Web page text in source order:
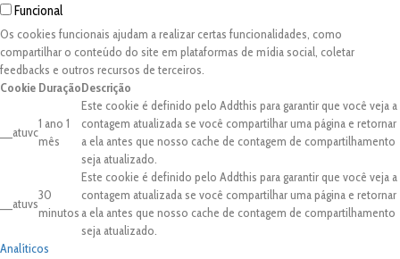
Funcional
Os cookies funcionais ajudam a realizar certas funcionalidades, como
compartilhar o conteúdo do site em plataformas de mídia social, coletar
feedbacks e outros recursos de terceiros.
Cookie DuraçãoDescrição
__atuvc
1 ano 1
mês
Este cookie é definido pelo Addthis para garantir que você veja a
contagem atualizada se você compartilhar uma página e retornar
a ela antes que nosso cache de contagem de compartilhamento
seja atualizado.
__atuvs
30
minutos
Este cookie é definido pelo Addthis para garantir que você veja a
contagem atualizada se você compartilhar uma página e retornar
a ela antes que nosso cache de contagem de compartilhamento
seja atualizado.
Analíticos